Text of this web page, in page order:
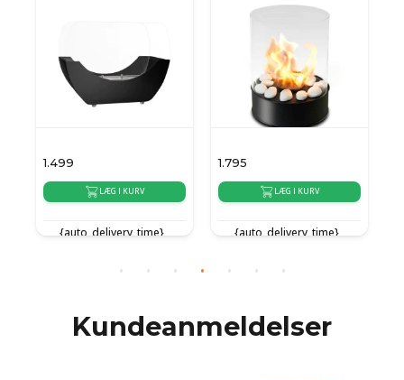
1.499
LÆG I KURV
{auto_delivery_time}
1.795
LÆG I KURV
{auto_delivery_time}
Kundeanmeldelser